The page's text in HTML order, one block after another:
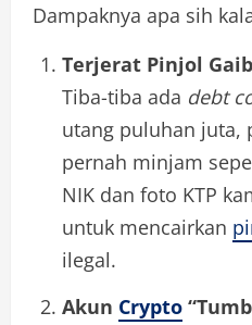
Dampaknya apa sih
Terjerat Pinjol Gaib
Tiba-tiba ada debt
utang puluhan juta,
pernah minjam
NIK dan foto KTP
untuk mencairkan
ilegal.
Akun Crypto